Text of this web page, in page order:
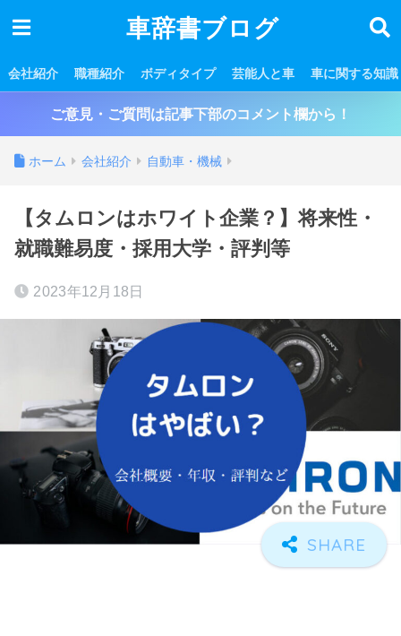
車辞書ブログ
会社紹介 職種紹介 ボディタイプ 芸能人と車 車に関する知識
ご意見・ご質問は記事下部のコメント欄から！
ホーム 会社紹介 自動車・機械
【タムロンはホワイト企業？】将来性・
就職難易度・採用大学・評判等
2023年12月18日